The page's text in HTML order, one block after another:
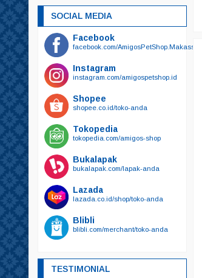
Botol Minum
Botol Susu
Gunting
Kalung Tali Harnest
Kalung
Kandang
Mainan
Makanan
Friskies
whiskas
SOCIAL MEDIA
Facebook
facebook.com/AmigosPetShop.Makassar
Instagram
instagram.com/amigospetshop.id
Shopee
shopee.co.id/toko-anda
Tokopedia
tokopedia.com/amigos-shop
Bukalapak
bukalapak.com/lapak-anda
Lazada
lazada.co.id/shop/toko-anda
Blibli
blibli.com/merchant/toko-anda
TESTIMONIAL